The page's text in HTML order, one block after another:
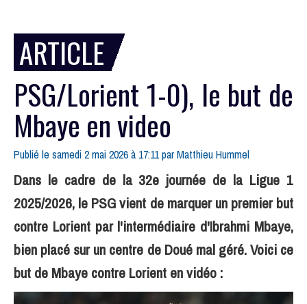
ARTICLE
PSG/Lorient 1-0), le but de
Mbaye en video
Publié le samedi 2 mai 2026 à 17:11 parMatthieu Hummel
Dans le cadre de la 32e journée de la Ligue 1
2025/2026, le PSG vient de marquer un premier but
contre Lorient par l'intermédiaire d'Ibrahmi Mbaye,
bien placé sur un centre de Doué mal géré. Voici ce
but de Mbaye contre Lorient en vidéo :